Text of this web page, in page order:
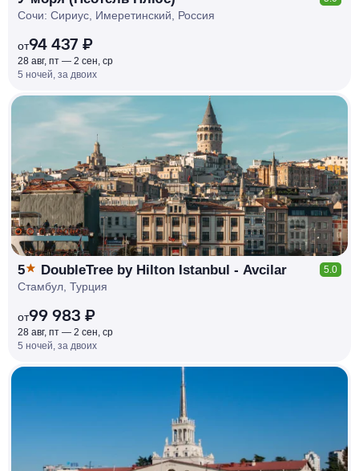
Сочи: Сириус, Имеретинский, Россия
от94 437 ₽
28 авг, пт — 2 сен, ср
5 ночей, за двоих
КЕШБЭК
РУБЛЯ
МИ
Д
О 7
%
5 DoubleTree by Hilton Istanbul - Avcilar 5.0
Стамбул, Турция
от99 983 ₽
28 авг, пт — 2 сен, ср
5 ночей, за двоих
РУБЛЯ
МИ
Д
О 7